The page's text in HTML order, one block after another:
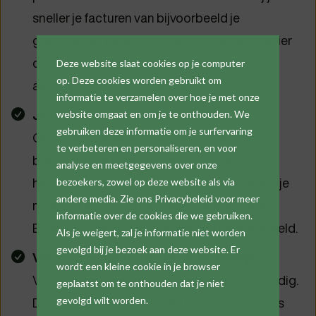
Deze website slaat cookies op je computer
op. Deze cookies worden gebruikt om
informatie te verzamelen over hoe je met onze
website omgaat en om je te onthouden. We
gebruiken deze informatie om je surfervaring
te verbeteren en personaliseren, en voor
analyse en meetgegevens over onze
bezoekers, zowel op deze website als via
andere media. Zie ons Privacybeleid voor meer
informatie over de cookies die we gebruiken.
Als je weigert, zal je informatie niet worden
gevolgd bij je bezoek aan deze website. Er
wordt een kleine cookie in je browser
geplaatst om te onthouden dat je niet
gevolgd wilt worden.
sneller je facturen van bijvoorbeeld je
groothandel betalen. Je vermijdt op die manier
dat je dat vergeet en eventuele extra
aanmaningskosten moet betalen.
Je bespaart tijd (en dus geld)
Geautomatiseerde administratie en
boekhouding staan gelijk aan minder
handmatige handelingen. Hierdoor bespaar je
meer tijd om aan je kerntaken te spenderen.
Bijgevolg bespaar je dus ook een heleboel geld.
Verhoog je reputatie als groen bedrijf
Voor digitale facturen heb je geen papier nodig.
Dankzij Cafca Software en Peppol ben je dus